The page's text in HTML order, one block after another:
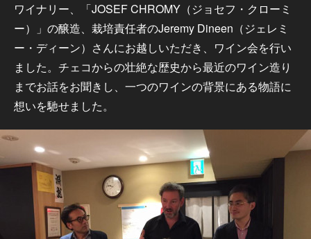
ワイナリー、「JOSEF CHROMY（ジョセフ・クローミ
ー）」の醸造、栽培責任者のJeremy Dineen（ジェレミ
ー・ディーン）さんにお越しいただき、ワイン会を行い
ました。チェコからの壮絶な歴史から最近のワイン造り
までお話をお聞きし、一つのワインの背景にある物語に
想いを馳せました。